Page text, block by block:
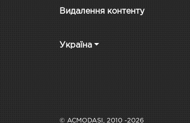
Видалення контенту
Україна
© ACMODASI, 2010 -2026